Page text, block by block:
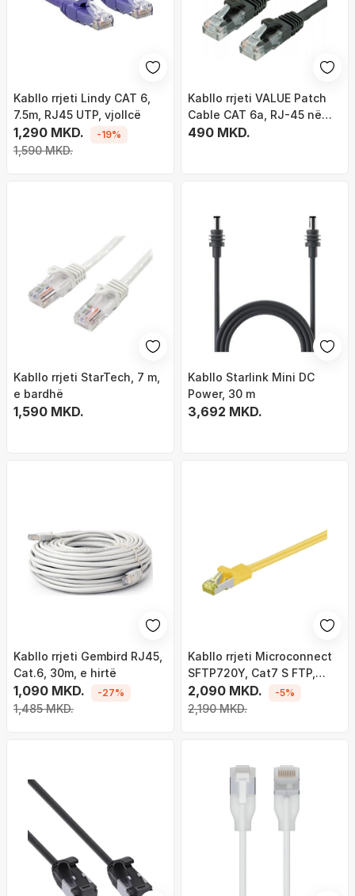
Kabllo rrjeti Lindy CAT 6,
7.5m, RJ45 UTP, vjollcë
1,290 MKD.
1,590 MKD.
-19%
Kabllo rrjeti VALUE Patch
Cable CAT 6a, RJ-45 në
RJ-45, 1.5 m, e zezë
490 MKD.
Kabllo rrjeti StarTech, 7 m,
e bardhë
1,590 MKD.
Kabllo Starlink Mini DC
Power, 30 m
3,692 MKD.
Kabllo rrjeti Gembird RJ45,
Cat.6, 30m, e hirtë
1,090 MKD.
1,485 MKD.
-27%
Kabllo rrjeti Microconnect
SFTP720Y, Cat7 S FTP,
20m, e verdhë
2,090 MKD.
2,190 MKD.
-5%